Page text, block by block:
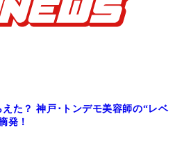
た？ 神戸･トンデモ美容師の“レベ
発！